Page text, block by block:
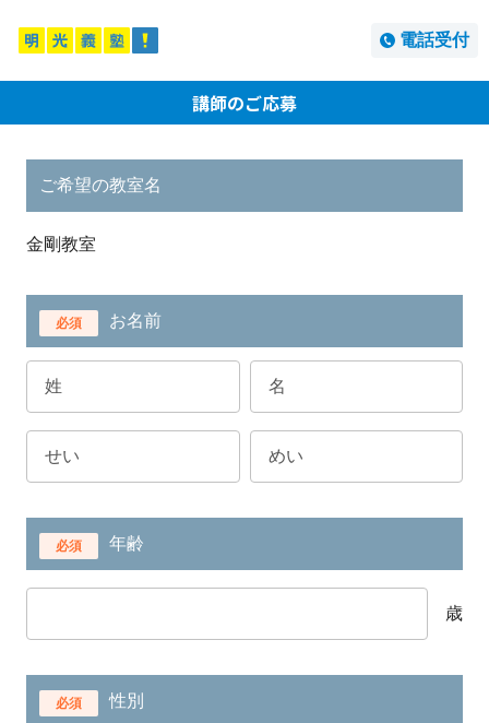
電話受付
講師のご応募
ご希望の教室名
金剛教室
必須 お名前
必須 年齢
歳
必須 性別